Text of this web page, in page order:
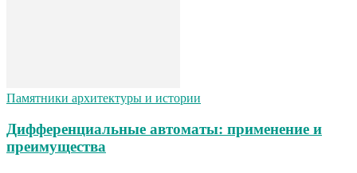
Памятники архитектуры и истории
Дифференциальные автоматы: применение и
преимущества